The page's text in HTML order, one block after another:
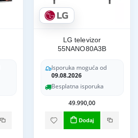
LG televizor
55NANO80A3B
Isporuka moguća od
09.08.2026
Besplatna isporuka
49.990,00
Dodaj